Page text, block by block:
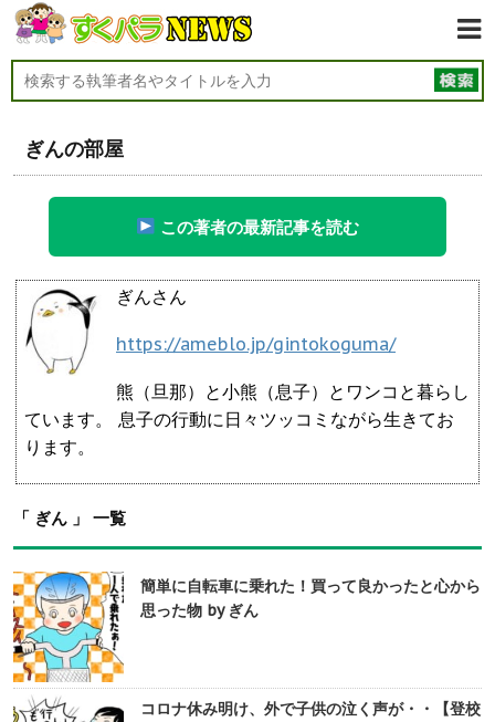
ぎんの部屋
この著者の最新記事を読む
ぎんさん
https://ameblo.jp/gintokoguma/
熊（旦那）と小熊（息子）とワンコと暮らし
ています。 息子の行動に日々ツッコミながら生きてお
ります。
「 ぎん 」 一覧
簡単に自転車に乗れた！買って良かったと心から
思った物 by ぎん
コロナ休み明け、外で子供の泣く声が・・【登校